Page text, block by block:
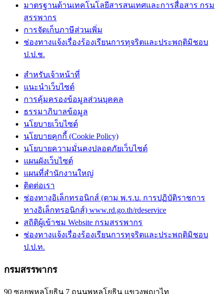
มาตรฐานด้านเทคโนโลยีสารสนเทศและการสื่อสาร กรม
สรรพากร
การจัดเก็บภาษีส่วนเพิ่ม
ช่องทางแจ้งเรื่องร้องเรียนการทุจริตและประพฤติมิชอบ
ป.ป.ช.
สำหรับเจ้าหน้าที่
แนะนำเว็บไซต์
การคุ้มครองข้อมูลส่วนบุคคล
ธรรมาภิบาลข้อมูล
นโยบายเว็บไซต์
นโยบายคุกกี้ (Cookie Policy)
นโยบายความมั่นคงปลอดภัยเว็บไซต์
แผนผังเว็บไซต์
แผนที่สำนักงานใหญ่
ติดต่อเรา
ช่องทางอิเล็กทรอนิกส์ (ตาม พ.ร.บ. การปฏิบัติราชการ
ทางอิเล็กทรอนิกส์) www.rd.go.th/rdeservice
สถิติผู้เข้าชม Website กรมสรรพากร
ช่องทางแจ้งเรื่องร้องเรียนการทุจริตและประพฤติมิชอบ
ป.ป.ท.
กรมสรรพากร
90 ซอยพหลโยธิน 7 ถนนพหลโยธิน แขวงพญาไท